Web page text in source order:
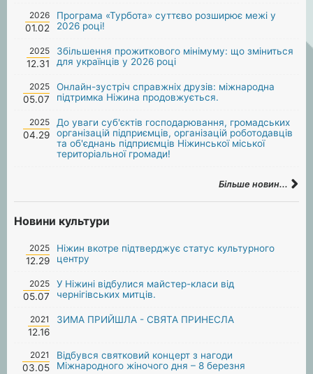
2026
01.02
Програма «Турбота» суттєво розширює межі у
2026 році!
2025
12.31
Збільшення прожиткового мінімуму: що зміниться
для українців у 2026 році
2025
05.07
Онлайн-зустріч справжніх друзів: міжнародна
підтримка Ніжина продовжується.
2025
04.29
До уваги суб'єктів господарювання, громадських
організацій підприємців, організацій роботодавців
та об'єднань підприємців Ніжинської міської
територіальної громади!
Більше новин...
Новини культури
2025
12.29
Ніжин вкотре підтверджує статус культурного
центру
2025
05.07
У Ніжині відбулися майстер-класи від
чернігівських митців.
2021
12.16
ЗИМА ПРИЙШЛА - СВЯТА ПРИНЕСЛА
2021
03.05
Відбувся святковий концерт з нагоди
Міжнародного жіночого дня – 8 березня